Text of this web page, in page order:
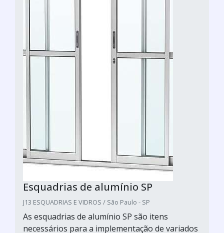
Esquadrias de alumínio SP
J13 ESQUADRIAS E VIDROS / São Paulo - SP
As esquadrias de alumínio SP são itens
necessários para a implementação de variados